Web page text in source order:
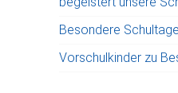
Besondere
Vorschulkinder zu